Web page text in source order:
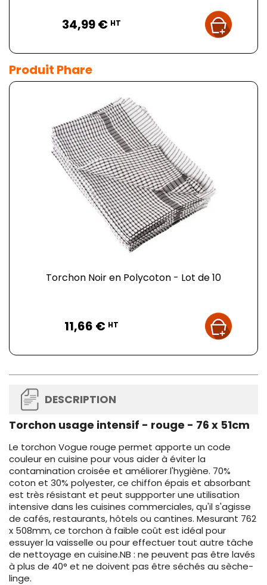
34,99 € HT
Produit Phare
Torchon Noir en Polycoton - Lot de 10
11,66 € HT
DESCRIPTION
Torchon usage intensif - rouge - 76 x 51cm
Le torchon Vogue rouge permet apporte un code
couleur en cuisine pour vous aider à éviter la
contamination croisée et améliorer l'hygiène. 70%
coton et 30% polyester, ce chiffon épais et absorbant
est très résistant et peut suppporter une utilisation
intensive dans les cuisines commerciales, qu'il s'agisse
de cafés, restaurants, hôtels ou cantines. Mesurant 762
x 508mm, ce torchon à faible coût est idéal pour
essuyer la vaisselle ou pour effectuer tout autre tâche
de nettoyage en cuisine.NB : ne peuvent pas être lavés
à plus de 40° et ne doivent pas être séchés au sèche-
linge.